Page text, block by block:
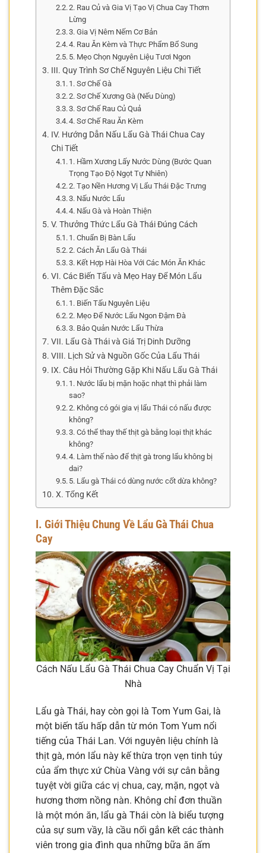
2. Rau Củ và Gia Vị Tạo Vị Chua Cay Thơm
Lừng
3. Gia Vị Nêm Nếm Cơ Bản
4. Rau Ăn Kèm và Thực Phẩm Bổ Sung
5. Mẹo Chọn Nguyên Liệu Tươi Ngon
III. Quy Trình Sơ Chế Nguyên Liệu Chi Tiết
1. Sơ Chế Gà
2. Sơ Chế Xương Gà (Nếu Dùng)
3. Sơ Chế Rau Củ Quả
4. Sơ Chế Rau Ăn Kèm
IV. Hướng Dẫn Nấu Lẩu Gà Thái Chua Cay
Chi Tiết
1. Hầm Xương Lấy Nước Dùng (Bước Quan
Trọng Tạo Độ Ngọt Tự Nhiên)
2. Tạo Nền Hương Vị Lẩu Thái Đặc Trưng
3. Nấu Nước Lẩu
4. Nấu Gà và Hoàn Thiện
V. Thưởng Thức Lẩu Gà Thái Đúng Cách
1. Chuẩn Bị Bàn Lẩu
2. Cách Ăn Lẩu Gà Thái
3. Kết Hợp Hài Hòa Với Các Món Ăn Khác
VI. Các Biến Tấu và Mẹo Hay Để Món Lẩu
Thêm Đặc Sắc
1. Biến Tấu Nguyên Liệu
2. Mẹo Để Nước Lẩu Ngon Đậm Đà
3. Bảo Quản Nước Lẩu Thừa
VII. Lẩu Gà Thái và Giá Trị Dinh Dưỡng
VIII. Lịch Sử và Nguồn Gốc Của Lẩu Thái
IX. Câu Hỏi Thường Gặp Khi Nấu Lẩu Gà Thái
1. Nước lẩu bị mặn hoặc nhạt thì phải làm
sao?
2. Không có gói gia vị lẩu Thái có nấu được
không?
3. Có thể thay thế thịt gà bằng loại thịt khác
không?
4. Làm thế nào để thịt gà trong lẩu không bị
dai?
5. Lẩu gà Thái có dùng nước cốt dừa không?
X. Tổng Kết
I. Giới Thiệu Chung Về Lẩu Gà Thái Chua
Cay
Cách Nấu Lẩu Gà Thái Chua Cay Chuẩn Vị Tại
Nhà
Lẩu gà Thái, hay còn gọi là Tom Yum Gai, là
một biến tấu hấp dẫn từ món Tom Yum nổi
tiếng của Thái Lan. Với nguyên liệu chính là
thịt gà, món lẩu này kế thừa trọn vẹn tinh túy
của ẩm thực xứ Chùa Vàng với sự cân bằng
tuyệt vời giữa các vị chua, cay, mặn, ngọt và
hương thơm nồng nàn. Không chỉ đơn thuần
là một món ăn, lẩu gà Thái còn là biểu tượng
của sự sum vầy, là cầu nối gắn kết các thành
viên trong gia đình qua những bữa ăn ấm